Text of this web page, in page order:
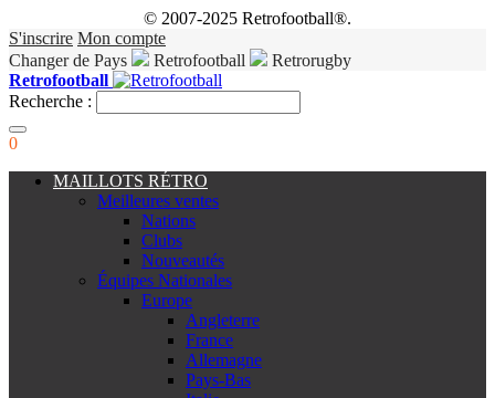
© 2007-2025 Retrofootball®.
S'inscrire Mon compte
Changer de Pays
Retrofootball
Retrorugby
Retrofootball
Recherche :
0
MAILLOTS RÉTRO
Meilleures ventes
Nations
Clubs
Nouveautés
Équipes Nationales
Europe
Angleterre
France
Allemagne
Pays-Bas